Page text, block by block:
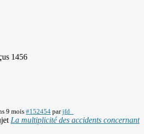
1456
9 mois #152454 parjfd_
La multiplicité des accidents concernant